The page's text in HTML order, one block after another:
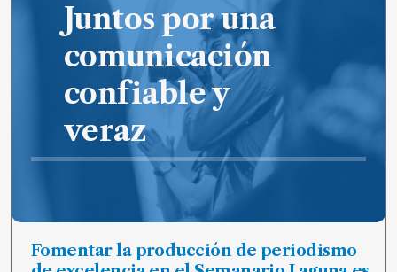
Juntos por una
comunicación
confiable y
veraz
Fomentar la producción de periodismo